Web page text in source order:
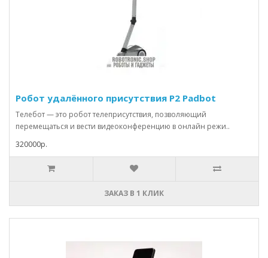
Робот удалённого присутствия P2 Padbot
Телебот — это робот телеприсутствия, позволяющий
перемещаться и вести видеоконференцию в онлайн режи..
320000р.
ЗАКАЗ В 1 КЛИК